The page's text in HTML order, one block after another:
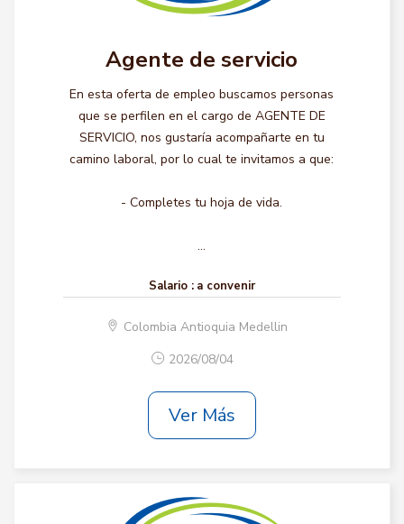
Agente de servicio
En esta oferta de empleo buscamos personas
que se perfilen en el cargo de AGENTE DE
SERVICIO, nos gustaría acompañarte en tu
camino laboral, por lo cual te invitamos a que:
- Completes tu hoja de vida.
...
Salario : a convenir
Colombia Antioquia Medellin
2026/08/04
Ver Más